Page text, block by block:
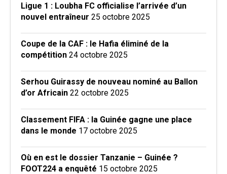
Ligue 1 : Loubha FC officialise l’arrivée d’un
nouvel entraîneur 25 octobre 2025
Coupe de la CAF : le Hafia éliminé de la
compétition 24 octobre 2025
Serhou Guirassy de nouveau nominé au Ballon
d’or Africain 22 octobre 2025
Classement FIFA : la Guinée gagne une place
dans le monde 17 octobre 2025
Où en est le dossier Tanzanie – Guinée ?
FOOT224 a enquêté 15 octobre 2025